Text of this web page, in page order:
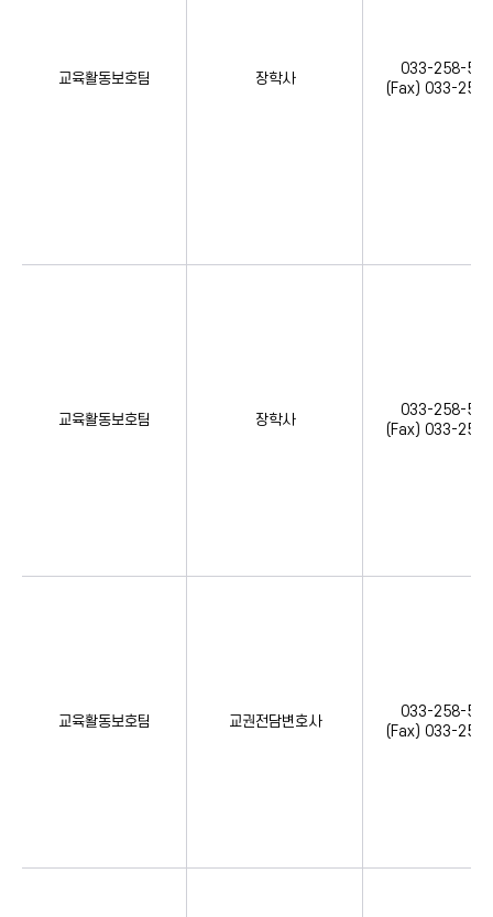
교육활동보호팀 장학사
033-258-
(Fax) 033-
교육활동보호팀 장학사
033-258-
(Fax) 033-
교육활동보호팀 교권전담변호사
033-258-
(Fax) 033-